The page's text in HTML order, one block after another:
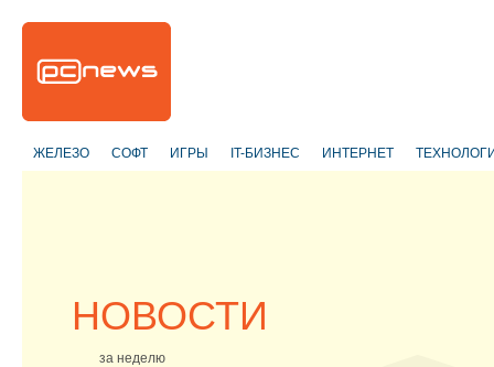
ЖЕЛЕЗО СОФТ ИГРЫ IT-БИЗНЕС ИНТЕРНЕТ
НОВОСТИ
за неделю